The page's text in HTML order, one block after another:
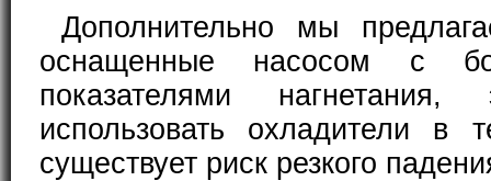
Дополнительно мы
оснащенные насосом с
показателями нагнетания,
использовать охладители в
существует риск резкого